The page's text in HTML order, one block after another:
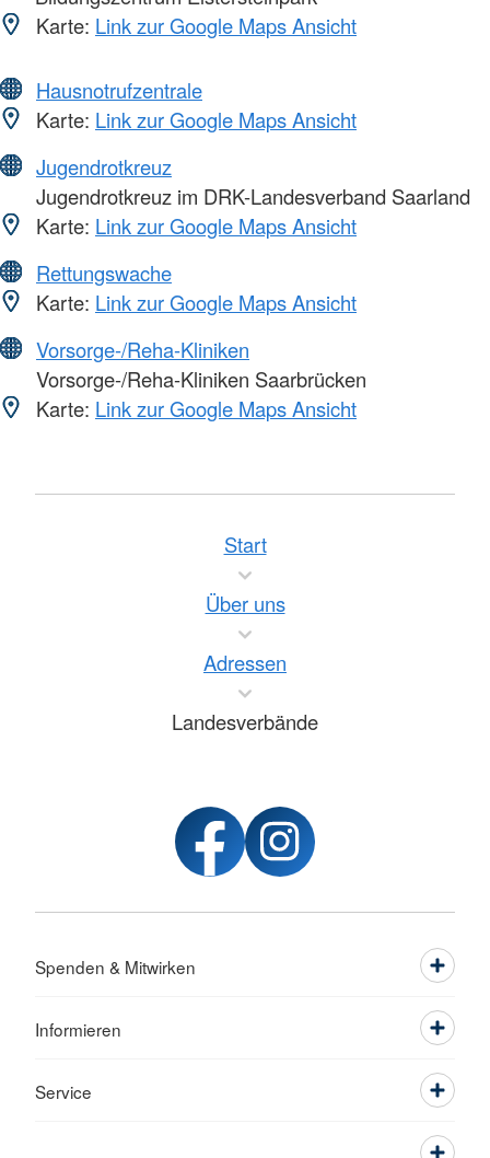
Karte: Link zur Google Maps Ansicht
Hausnotrufzentrale
Karte: Link zur Google Maps Ansicht
Jugendrotkreuz
Jugendrotkreuz im DRK-Landesverband Saarland
Karte: Link zur Google Maps Ansicht
Rettungswache
Karte: Link zur Google Maps Ansicht
Vorsorge-/Reha-Kliniken
Vorsorge-/Reha-Kliniken Saarbrücken
Karte: Link zur Google Maps Ansicht
Start
Über uns
Adressen
Landesverbände
Spenden & Mitwirken
Informieren
Service